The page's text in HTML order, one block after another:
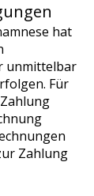
hat
unmittelbar
Für
Zahlung